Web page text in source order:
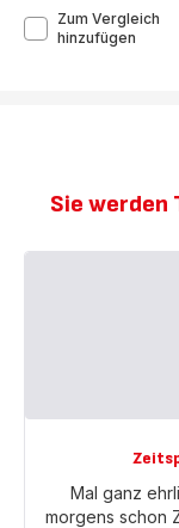
Zum Vergleich
hinzufügen
Sie
Mal ganz
morgens schon